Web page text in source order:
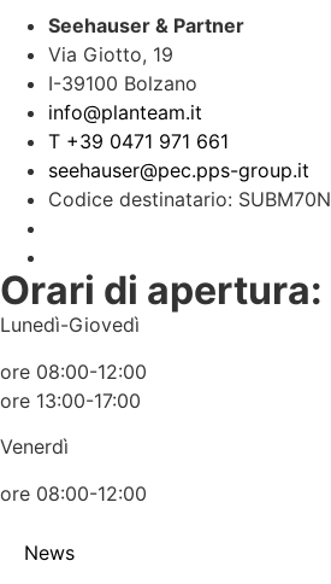
Seehauser & Partner
Via Giotto, 19
I-39100 Bolzano
info@planteam.it
T +39 0471 971 661
seehauser@pec.pps-group.it
Codice destinatario: SUBM70N
Orari di apertura:
Lunedì-Giovedì
ore 08:00-12:00
ore 13:00-17:00
Venerdì
ore 08:00-12:00
News